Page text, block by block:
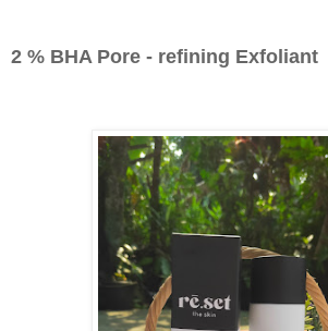
2 % BHA Pore - refining Exfoliant